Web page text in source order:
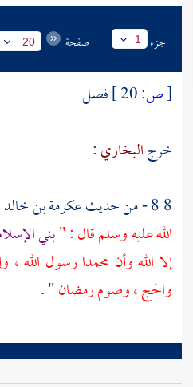
جزء 1 صفحة 20
[ص:
فصل
خرجالبخاري:
8 8 - من حديث
عكرمة بن خالد
الله عليه وسلم قال : "بني
إلا الله وأن محمدا رسول الله ،
والحج ، وصوم رمضان" .